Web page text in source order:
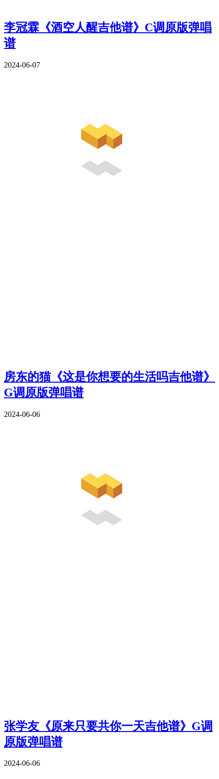
李冠霖《酒空人醒吉他谱》C调原版弹唱
谱
2024-06-07
房东的猫《这是你想要的生活吗吉他谱》
G调原版弹唱谱
2024-06-06
张学友《原来只要共你一天吉他谱》G调
原版弹唱谱
2024-06-06